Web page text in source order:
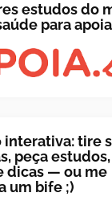
estudos do
para
interativa: tire
peça estudos,
dicas — ou me
um bife ;)